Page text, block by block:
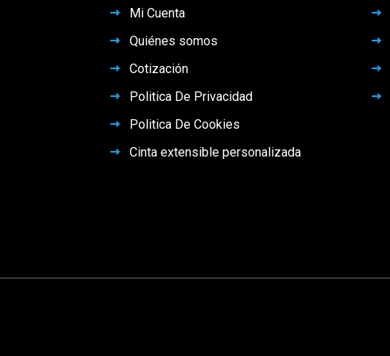
Mi Cuenta
Quiénes somos
Cotización
Politica De Privacidad
Politica De Cookies
Cinta extensible personalizada